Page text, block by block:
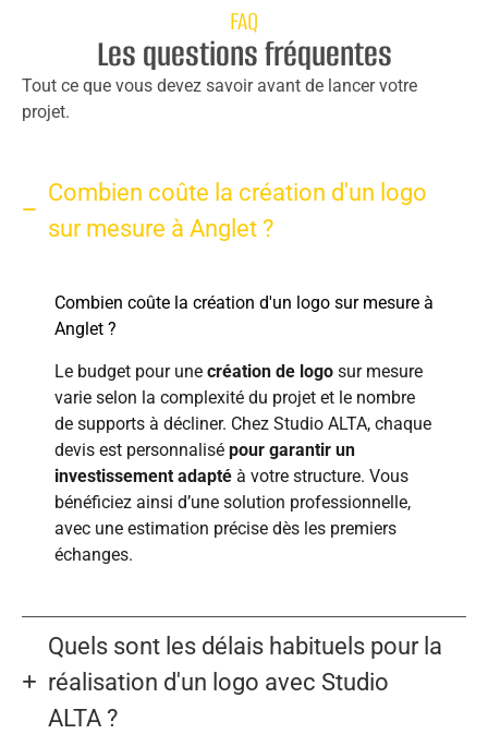
FAQ
Les questions fréquentes
Tout ce que vous devez savoir avant de lancer votre
projet.
Combien coûte la création d'un logo
sur mesure à Anglet ?
Combien coûte la création d'un logo sur mesure à
Anglet ?
Le budget pour une création de logo sur mesure
varie selon la complexité du projet et le nombre
de supports à décliner. Chez Studio ALTA, chaque
devis est personnalisé pour garantir un
investissement adapté à votre structure. Vous
bénéficiez ainsi d’une solution professionnelle,
avec une estimation précise dès les premiers
échanges.
Quels sont les délais habituels pour la
réalisation d'un logo avec Studio
ALTA ?